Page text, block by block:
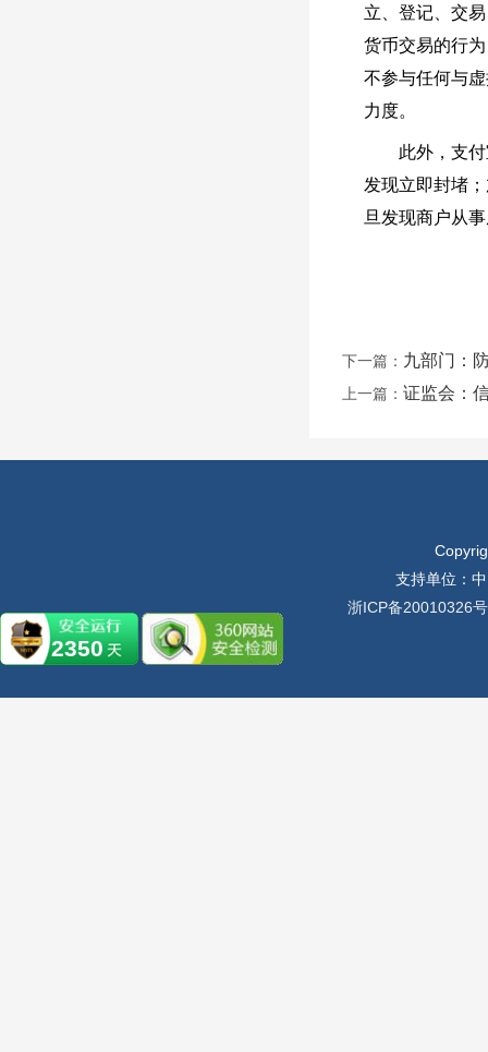
立、登记、交
货币交易的行
不参与任何与
力度。
此外，支付宝
发现立即封堵
旦发现商户从
下一篇： 九部门：
上一篇： 证监会：
支持单位：
浙ICP备20010326
2350